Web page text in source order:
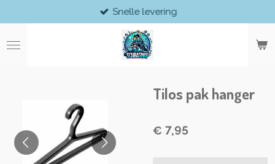
direct
naar
de
Snelle levering
Tilos pak hanger
€ 7,95